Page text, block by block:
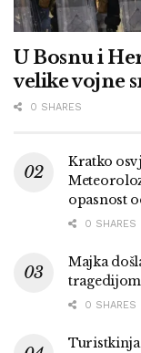
U Bosnu i
velike vojne
0 SHARES
Kratko
opasnost
0 SHARES
Majka
0 SHARES
Turistkinja